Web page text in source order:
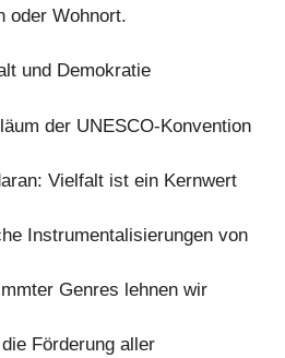
oder Wohnort.
und Demokratie
der UNESCO-Konvention
Vielfalt ist ein Kernwert
Instrumentalisierungen von
Genres lehnen wir
Förderung aller